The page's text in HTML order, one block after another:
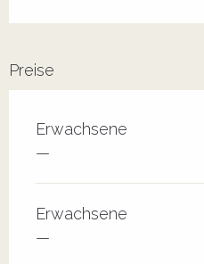
Preise
Erwachsene
—
Erwachsene
—